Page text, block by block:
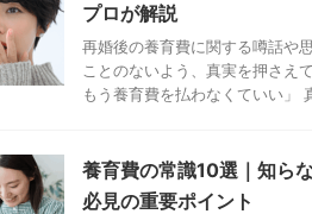
プロが解説
再婚後の養育費に関する噂話や
ことのないよう、真実を押さえ
もう養育費を払わなくていい」
養育費の常識10選｜知ら
必見の重要ポイント